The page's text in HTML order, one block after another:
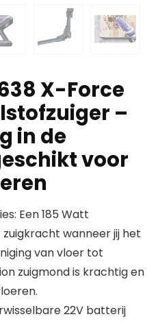
X-Force
–
in de
voor
Een 185 Watt
wanneer jij het
van vloer tot
zuigmond is krachtig en
22V batterij